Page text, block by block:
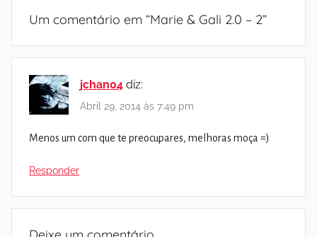
Um comentário em “Marie & Gali 2.0 – 2”
jchan04 diz:
Abril 29, 2014 às 7:49 pm
Menos um com que te preocupares, melhoras moça =)
Responder